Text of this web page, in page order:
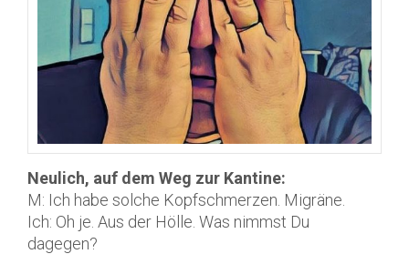
Neulich, auf dem Weg zur Kantine:
M: Ich habe solche Kopfschmerzen. Migräne.
Ich: Oh je. Aus der Hölle. Was nimmst Du
dagegen?